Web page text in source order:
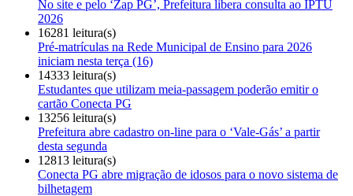
No site e pelo ‘Zap PG’, Prefeitura libera consulta ao IPTU
2026
16281 leitura(s)
Pré-matrículas na Rede Municipal de Ensino para 2026
iniciam nesta terça (16)
14333 leitura(s)
Estudantes que utilizam meia-passagem poderão emitir o
cartão Conecta PG
13256 leitura(s)
Prefeitura abre cadastro on-line para o ‘Vale-Gás’ a partir
desta segunda
12813 leitura(s)
Conecta PG abre migração de idosos para o novo sistema de
bilhetagem